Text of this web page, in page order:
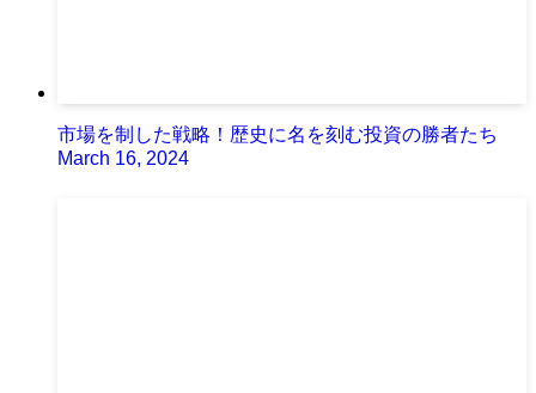
市場を制した戦略！歴史に名を刻む投資の勝者たち
March 16, 2024